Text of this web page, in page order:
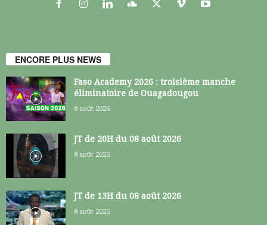
ENCORE PLUS NEWS
Faso Academy 2026 : troisième manche
éliminatoire de Ouagadougou
8 août 2026
JT de 20H du 08 août 2026
8 août 2026
JT de 13H du 08 août 2026
8 août 2026